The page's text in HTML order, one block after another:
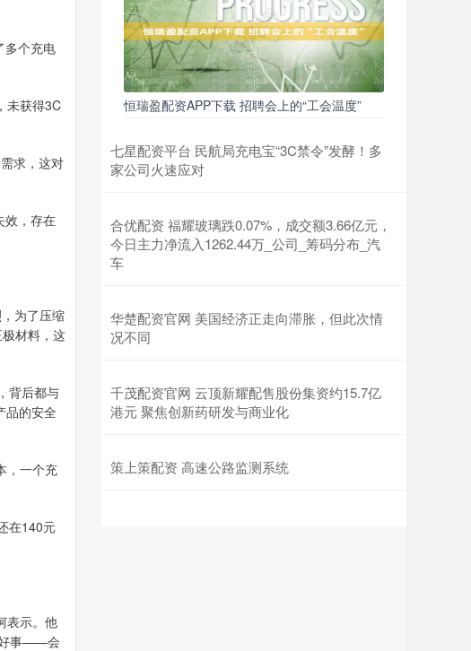
多个充电
未获得3C
求，这对
效，存在
为了压缩
材料，这
背后都与
品的安全
，一个充
在140元
表示。他
好事——会
恒瑞盈配资APP下载 招聘会上的“工会温度”
七星配资平台 民航局充电宝“3C禁令”发酵！多
家公司火速应对
合优配资 福耀玻璃跌0.07%，成交额3.66亿元，
今日主力净流入1262.44万_公司_筹码分布_汽
车
华楚配资官网 美国经济正走向滞胀，但此次情
况不同
千茂配资官网 云顶新耀配售股份集资约15.7亿
港元 聚焦创新药研发与商业化
策上策配资 高速公路监测系统